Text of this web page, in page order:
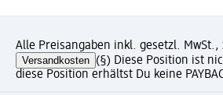
Alle Preisangaben inkl. gesetzl. MwSt.,
Versandkosten (§) Diese Position ist
diese Position erhältst Du keine